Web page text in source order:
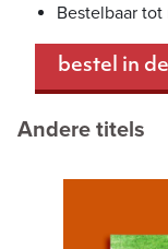
Bestelbaar
bestel in
Andere titels